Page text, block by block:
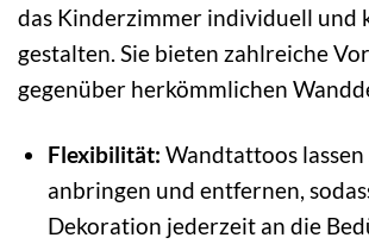
das Kinderzimmer individuell und
gestalten. Sie bieten zahlreiche
gegenüber herkömmlichen
Flexibilität: Wandtattoos
anbringen und entfernen,
Dekoration jederzeit an die